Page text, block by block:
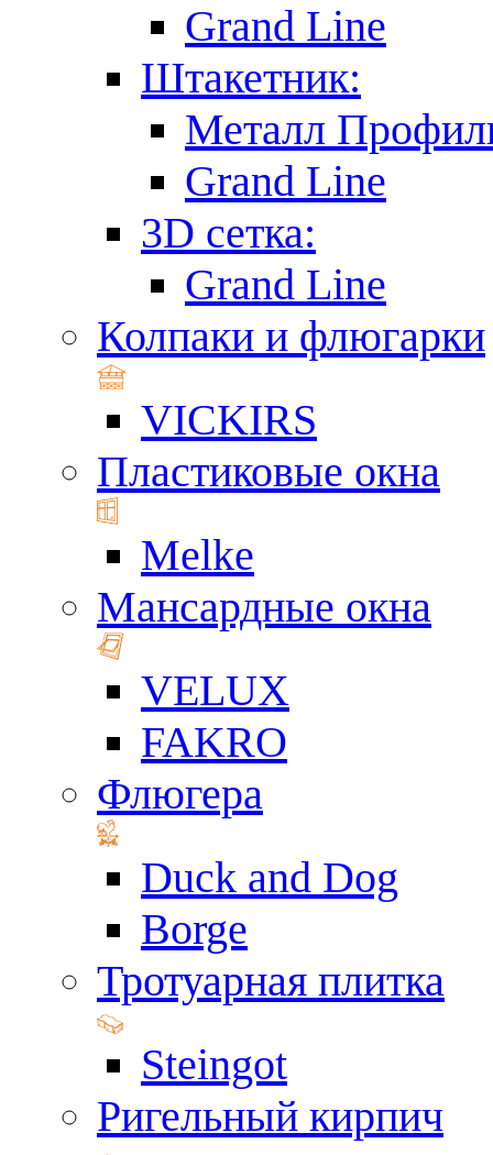
Grand Line
Штакетник:
Металл
Grand Line
3D сетка:
Grand Line
Колпаки и флюгарки
VICKIRS
Пластиковые окна
Melke
Мансардные окна
VELUX
FAKRO
Флюгера
Duck and Dog
Borge
Тротуарная плитка
Steingot
Ригельный кирпич